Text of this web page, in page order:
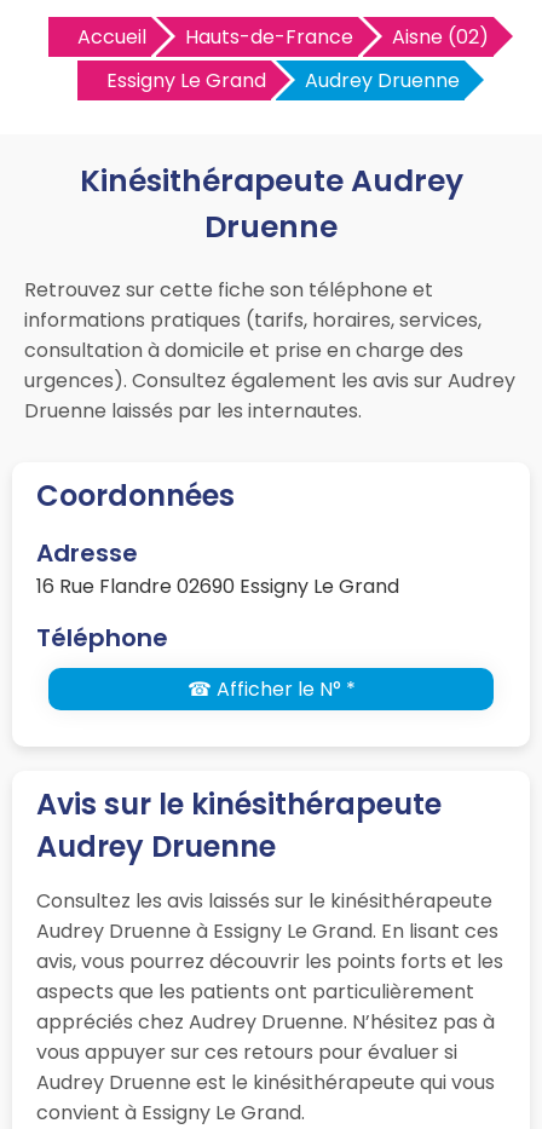
Accueil Hauts-de-France
Aisne (02)
Essigny Le Grand
Audrey Druenne
Kinésithérapeute Audrey
Druenne
Retrouvez sur cette fiche son téléphone et
informations pratiques (tarifs, horaires, services,
consultation à domicile et prise en charge des
urgences). Consultez également les avis sur Audrey
Druenne laissés par les internautes.
Coordonnées
Adresse
16 Rue Flandre 02690 Essigny Le Grand
Téléphone
☎ Afficher le N° *
Avis sur le kinésithérapeute
Audrey Druenne
Consultez les avis laissés sur le kinésithérapeute
Audrey Druenne à Essigny Le Grand. En lisant ces
avis, vous pourrez découvrir les points forts et les
aspects que les patients ont particulièrement
appréciés chez Audrey Druenne. N’hésitez pas à
vous appuyer sur ces retours pour évaluer si
Audrey Druenne est le kinésithérapeute qui vous
convient à Essigny Le Grand.